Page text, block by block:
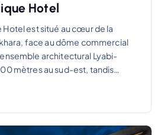
Hotel
Hotel est situé au cœur de la
face au dôme commercial
architectural Lyabi-
mètres au sud-est, tandis…